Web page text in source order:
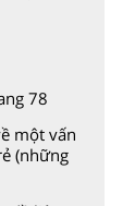
78
một vấn
(những